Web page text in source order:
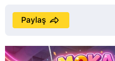
Paylaş